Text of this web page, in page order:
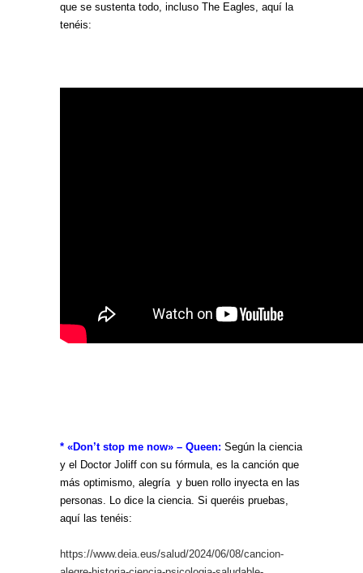
que se sustenta todo, incluso The Eagles, aquí la
tenéis:
* «Don’t stop me now» – Queen: Según la ciencia
y el Doctor Joliff con su fórmula, es la canción que
más optimismo, alegría y buen rollo inyecta en las
personas. Lo dice la ciencia. Si queréis pruebas,
aquí las tenéis:
https://www.deia.eus/salud/2024/06/08/cancion-